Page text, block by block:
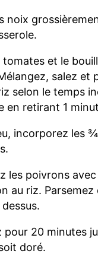
noix
tomates et le
salez et
selon le temps
en retirant 1
incorporez les
les poivrons avec
au riz. Parsemez
20 minutes
doré.